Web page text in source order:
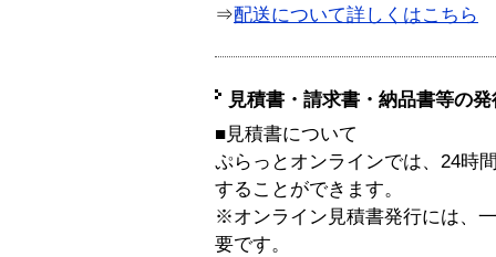
⇒配送について詳しくはこちら
見積書・請求書・納品書等の
■見積書について
ぷらっとオンラインでは、24時
することができます。
※オンライン見積書発行には、
要です。